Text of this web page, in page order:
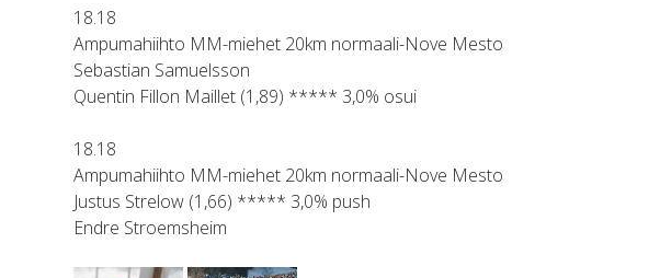
18.18
Ampumahiihto MM-miehet 20km normaali-Nove Mesto
Sebastian Samuelsson
Quentin Fillon Maillet (1,89) ***** 3,0% osui
18.18
Ampumahiihto MM-miehet 20km normaali-Nove Mesto
Justus Strelow (1,66) ***** 3,0% push
Endre Stroemsheim